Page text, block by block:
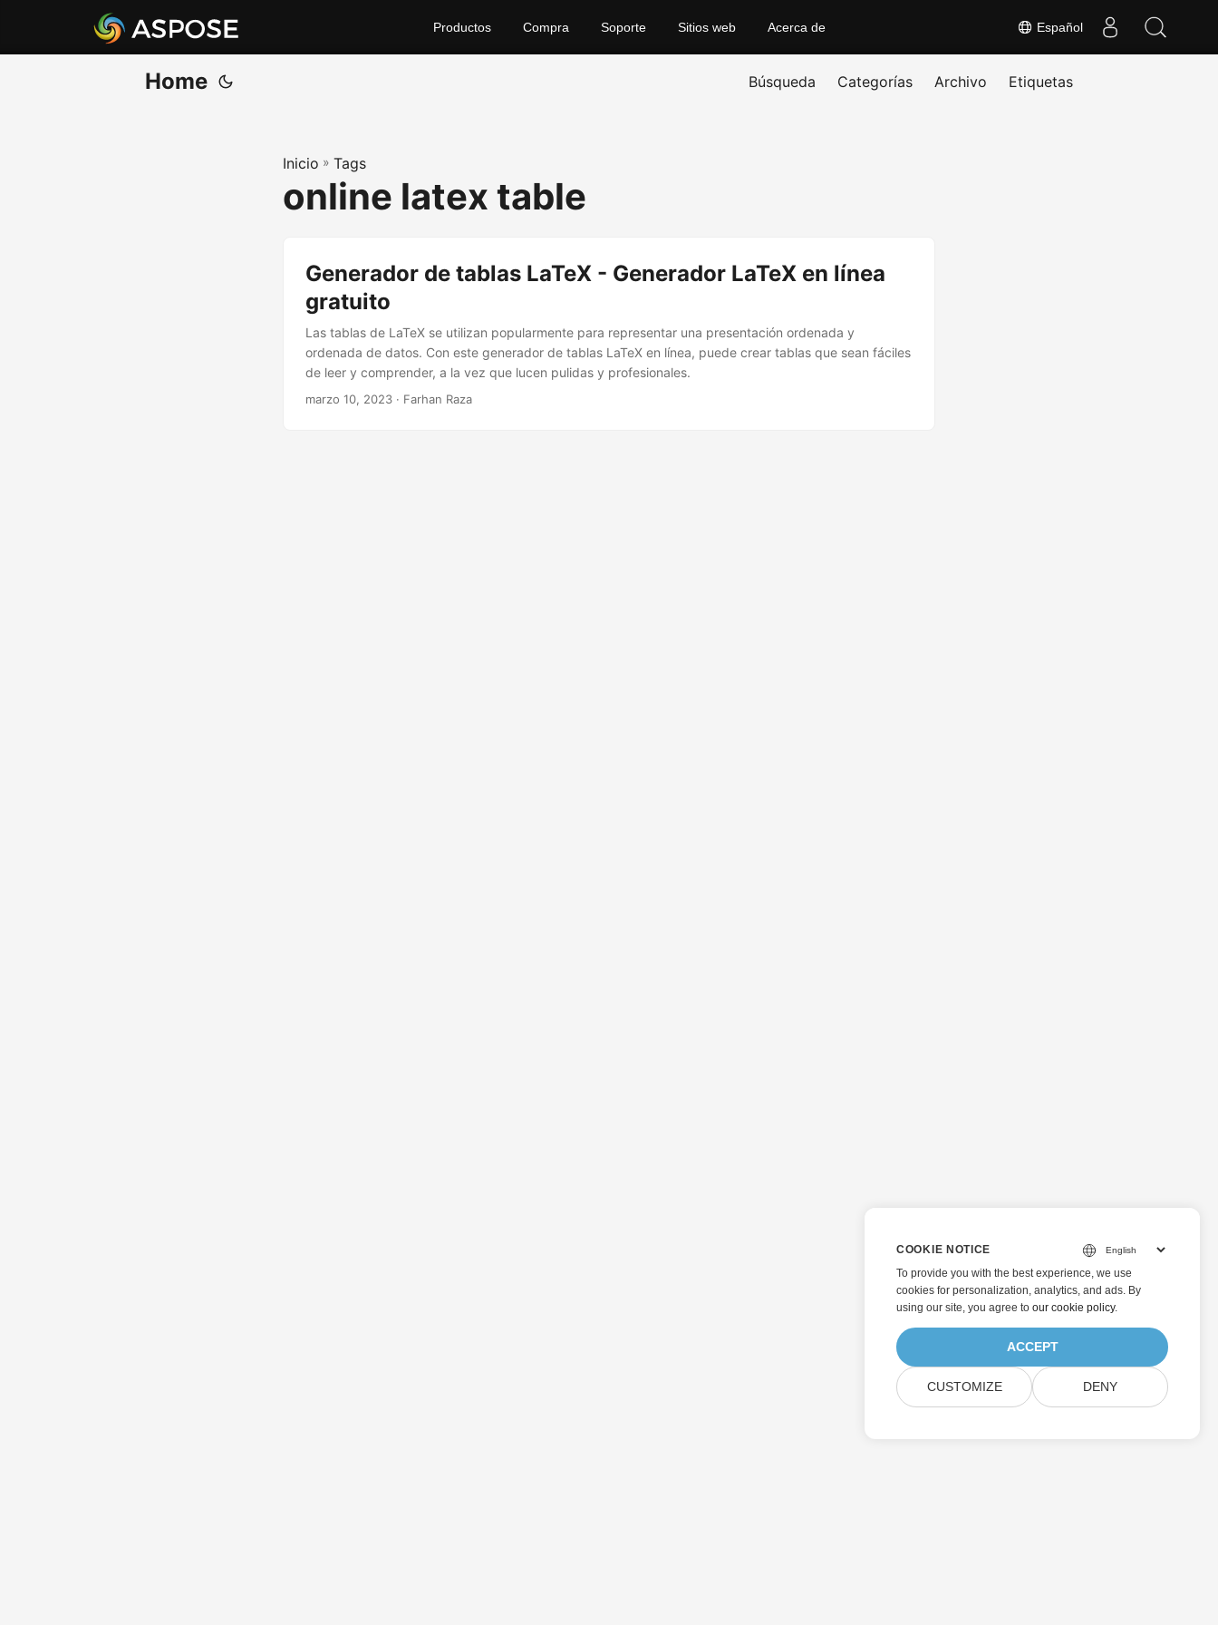
Español
Productos Compra Soporte Sitios web Acerca de
Home Búsqueda Categorías Archivo Etiquetas
Inicio » Tags
online latex table
Generador de tablas LaTeX - Generador LaTeX en línea
gratuito
Las tablas de LaTeX se utilizan popularmente para representar una presentación ordenada y
ordenada de datos. Con este generador de tablas LaTeX en línea, puede crear tablas que sean fáciles
de leer y comprender, a la vez que lucen pulidas y profesionales.
marzo 10, 2023 · Farhan Raza
COOKIE NOTICE
To provide you with the best experience, we use
cookies for personalization, analytics, and ads. By
using our site, you agree to our cookie policy.
ACCEPT
CUSTOMIZE DENY